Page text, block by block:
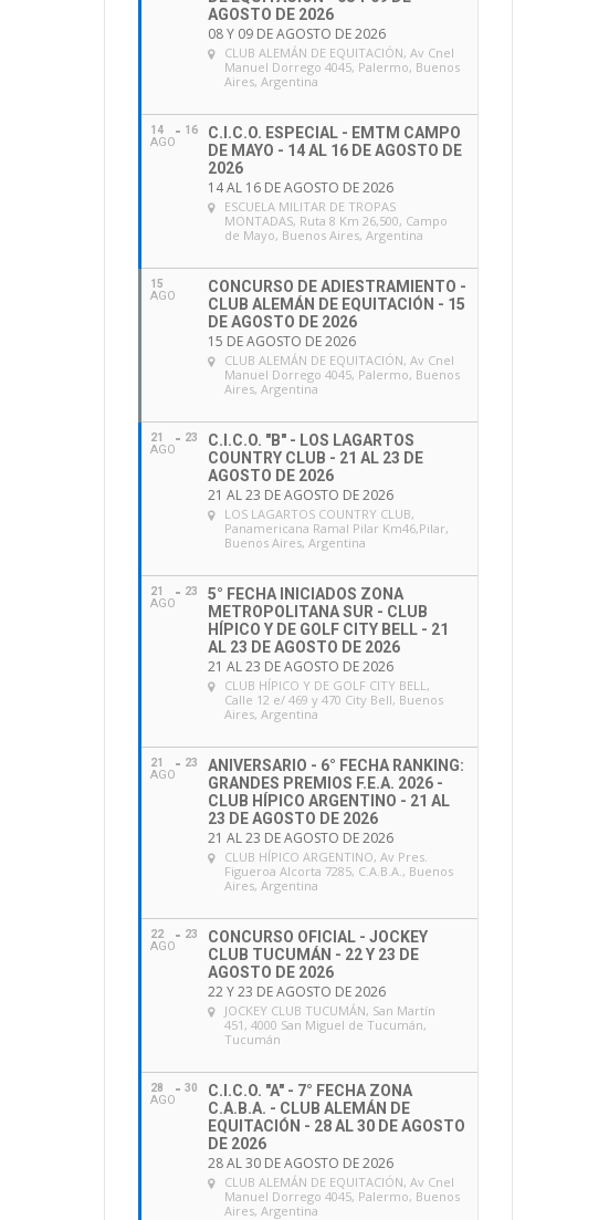
AGOSTO DE 2026
08 Y 09 DE AGOSTO DE 2026
CLUB ALEMÁN DE EQUITACIÓN, Av Cnel
Manuel Dorrego 4045, Palermo, Buenos
Aires, Argentina
14
AGO
16
C.I.C.O. ESPECIAL - EMTM CAMPO
DE MAYO - 14 AL 16 DE AGOSTO DE
2026
14 AL 16 DE AGOSTO DE 2026
ESCUELA MILITAR DE TROPAS
MONTADAS, Ruta 8 Km 26,500, Campo
de Mayo, Buenos Aires, Argentina
15
AGO
CONCURSO DE ADIESTRAMIENTO -
CLUB ALEMÁN DE EQUITACIÓN - 15
DE AGOSTO DE 2026
15 DE AGOSTO DE 2026
CLUB ALEMÁN DE EQUITACIÓN, Av Cnel
Manuel Dorrego 4045, Palermo, Buenos
Aires, Argentina
21
AGO
23
C.I.C.O. "B" - LOS LAGARTOS
COUNTRY CLUB - 21 AL 23 DE
AGOSTO DE 2026
21 AL 23 DE AGOSTO DE 2026
LOS LAGARTOS COUNTRY CLUB,
Panamericana Ramal Pilar Km46,Pilar,
Buenos Aires, Argentina
21
AGO
23
5° FECHA INICIADOS ZONA
METROPOLITANA SUR - CLUB
HÍPICO Y DE GOLF CITY BELL - 21
AL 23 DE AGOSTO DE 2026
21 AL 23 DE AGOSTO DE 2026
CLUB HÍPICO Y DE GOLF CITY BELL,
Calle 12 e/ 469 y 470 City Bell, Buenos
Aires, Argentina
21
AGO
23
ANIVERSARIO - 6° FECHA RANKING:
GRANDES PREMIOS F.E.A. 2026 -
CLUB HÍPICO ARGENTINO - 21 AL
23 DE AGOSTO DE 2026
21 AL 23 DE AGOSTO DE 2026
CLUB HÍPICO ARGENTINO, Av Pres.
Figueroa Alcorta 7285, C.A.B.A., Buenos
Aires, Argentina
22
AGO
23
CONCURSO OFICIAL - JOCKEY
CLUB TUCUMÁN - 22 Y 23 DE
AGOSTO DE 2026
22 Y 23 DE AGOSTO DE 2026
JOCKEY CLUB TUCUMÁN, San Martín
451, 4000 San Miguel de Tucumán,
Tucumán
28
AGO
30
C.I.C.O. "A" - 7° FECHA ZONA
C.A.B.A. - CLUB ALEMÁN DE
EQUITACIÓN - 28 AL 30 DE AGOSTO
DE 2026
28 AL 30 DE AGOSTO DE 2026
CLUB ALEMÁN DE EQUITACIÓN, Av Cnel
Manuel Dorrego 4045, Palermo, Buenos
Aires, Argentina